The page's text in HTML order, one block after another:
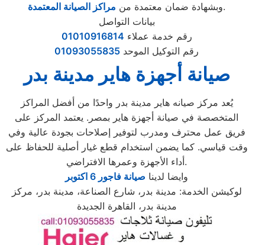
وبشهادة ضمان معتمدة من مراكز الصيانة المعتمدة
.
بيانات التواصل
رقم خدمة عملاء 01010916814
رقم التوكيل الموحد 01093055835
صيانة أجهزة هاير مدينة بدر
يُعد مركز صيانه هاير مدينة بدر واحدًا من أفضل المراكز
المتخصصة في صيانة أجهزة هاير بمصر. يعتمد المركز على
فريق عمل محترف ومدرب لتوفير إصلاحات بجودة عالية وفي
وقت قياسي. كما يضمن استخدام قطع غيار أصلية للحفاظ على
أداء الأجهزة وعمرها الافتراضي.
وايضا لدينا صيانة فاجور 6 اكتوبر
لوكيشن الخدمة: مدينة بدر، شارع الصناعة، مدينة بدر، مركز
مدينة بدر، القاهرة الجديدة